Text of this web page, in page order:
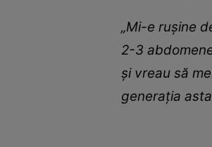
„Mi-e rușine
2-3
și vreau să
generația